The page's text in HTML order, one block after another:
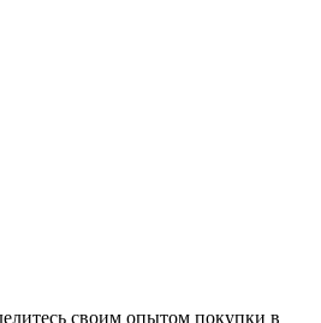
своим опытом покупки в